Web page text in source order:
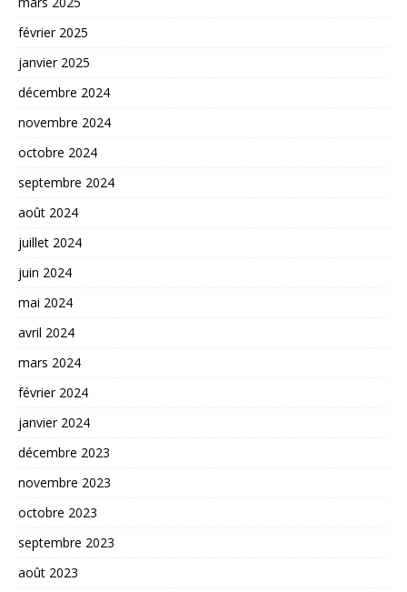
février 2025
janvier 2025
décembre 2024
novembre 2024
octobre 2024
septembre 2024
août 2024
juillet 2024
juin 2024
mai 2024
avril 2024
mars 2024
février 2024
janvier 2024
décembre 2023
novembre 2023
octobre 2023
septembre 2023
août 2023